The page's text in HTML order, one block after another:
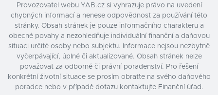
Provozovatel webu YAB.cz si vyhrazuje právo na uvedení
chybných informací a nenese odpovědnost za používání této
stránky. Obsah stránek je pouze informačního charakteru a
obecné povahy a nezohledňuje individuální finanční a daňovou
situaci určité osoby nebo subjektu. Informace nejsou nezbytně
vyčerpávající, úplné či aktualizované. Obsah stránek nelze
považovat za odborné či právní poradenství. Pro řešení
konkrétní životní situace se prosím obraťte na svého daňového
poradce nebo v případě dotazu kontaktujte Finanční úřad.